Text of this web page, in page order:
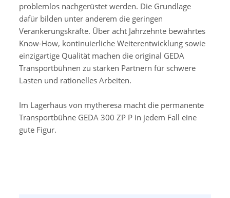
problemlos nachgerüstet werden. Die Grundlage
dafür bilden unter anderem die geringen
Verankerungskräfte. Über acht Jahrzehnte bewährtes
Know-How, kontinuierliche Weiterentwicklung sowie
einzigartige Qualität machen die original GEDA
Transportbühnen zu starken Partnern für schwere
Lasten und rationelles Arbeiten.
Im Lagerhaus von mytheresa macht die permanente
Transportbühne GEDA 300 ZP P in jedem Fall eine
gute Figur.